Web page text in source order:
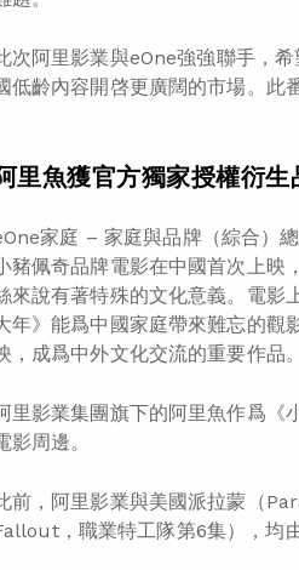
次阿里影業與eOne強強聯手，
低齡內容開啓更廣闊的市場。此
里魚獲官方獨家授權衍生
家庭 – 家庭與品牌（綜合）
豬佩奇品牌電影在中國首次上映
來說有著特殊的文化意義。電影
年》能爲中國家庭帶來難忘的觀
，成爲中外文化交流的重要作品。
里影業集團旗下的阿里魚作爲《
影周邊。
前，阿里影業與美國派拉蒙（
，職業特工隊第6集），均